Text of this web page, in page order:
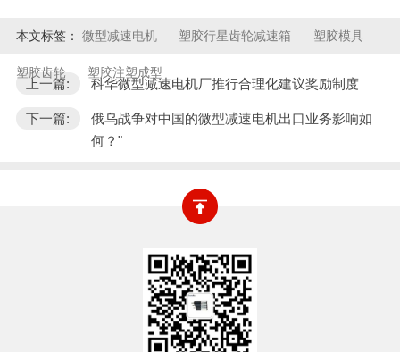
本文标签： 微型减速电机 塑胶行星齿轮减速箱 塑胶模具
塑胶齿轮 塑胶注塑成型
上一篇: 科华微型减速电机厂推行合理化建议奖励制度
下一篇:
俄乌战争对中国的微型减速电机出口业务影响如
何？"